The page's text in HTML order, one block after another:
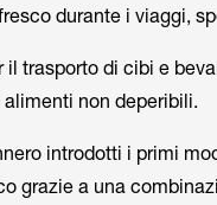
durante i viaggi,
il trasporto di cibi e
non deperibili.
introdotti i primi
grazie a una